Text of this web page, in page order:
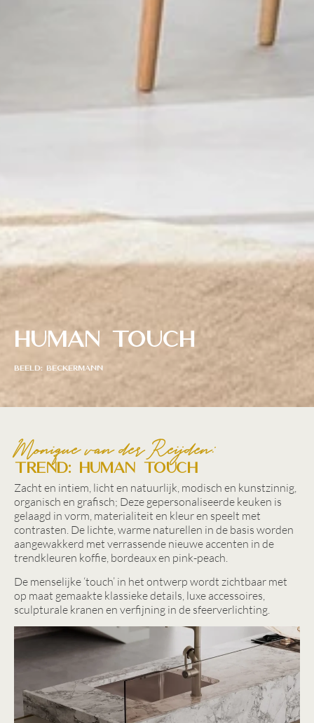
Human Touch
BEELD: BECKERMANN
Monique van der Reijden:
TREND: HUMAN TOUCH
Zacht en intiem, licht en natuurlijk, modisch en kunstzinnig,
organisch en grafisch; Deze gepersonaliseerde keuken is
gelaagd in vorm, materialiteit en kleur en speelt met
contrasten. De lichte, warme naturellen in de basis worden
aangewakkerd met verrassende nieuwe accenten in de
trendkleuren koffie, bordeaux en pink-peach.
De menselijke ‘touch’ in het ontwerp wordt zichtbaar met
op maat gemaakte klassieke details, luxe accessoires,
sculpturale kranen en verfijning in de sfeerverlichting.